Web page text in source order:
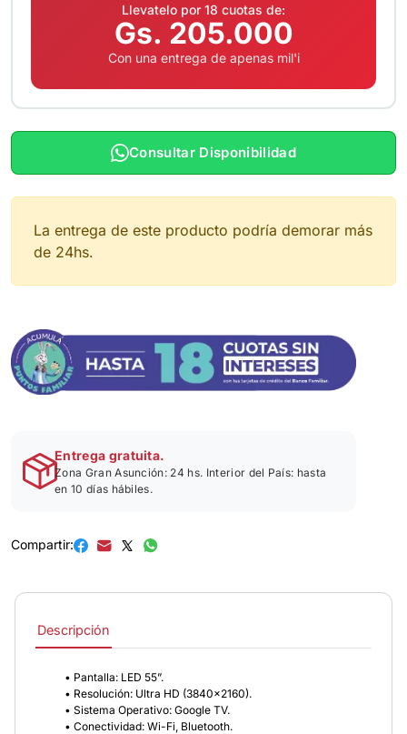
Llevatelo por 18 cuotas de:
Gs. 205.000
Con una entrega de apenas mil'i
Consultar Disponibilidad
La entrega de este producto podría demorar más
de 24hs.
Entrega gratuita.
Zona Gran Asunción: 24 hs. Interior del País: hasta
en 10 días hábiles.
Compartir:
Descripción
• Pantalla: LED 55”.
• Resolución: Ultra HD (3840x2160).
• Sistema Operativo: Google TV.
• Conectividad: Wi-Fi, Bluetooth.